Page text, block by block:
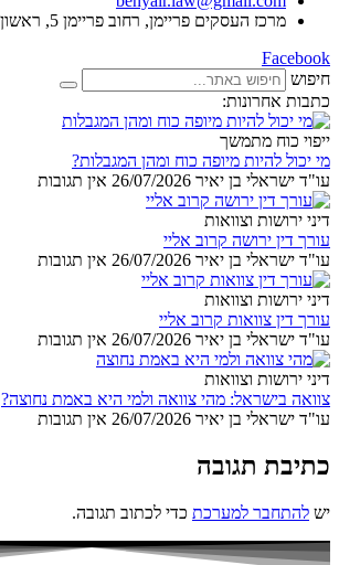
מרכז העסקים פריימן, רחוב פריימן 5, ראשון לציון
Facebook
חיפוש
כתבות אחרונות:
ייפוי כוח מתמשך
מי יכול להיות מיופה כוח ומהן המגבלות?
עו"ד ישראלי בן יאיר 26/07/2026 אין תגובות
דיני ירושות וצוואות
עורך דין ירושה קרוב אליי
עו"ד ישראלי בן יאיר 26/07/2026 אין תגובות
דיני ירושות וצוואות
עורך דין צוואות קרוב אליי
עו"ד ישראלי בן יאיר 26/07/2026 אין תגובות
דיני ירושות וצוואות
צוואה בישראל: מהי צוואה ולמי היא באמת נחוצה?
עו"ד ישראלי בן יאיר 26/07/2026 אין תגובות
כתיבת תגובה
יש להתחבר למערכת כדי לכתוב תגובה.